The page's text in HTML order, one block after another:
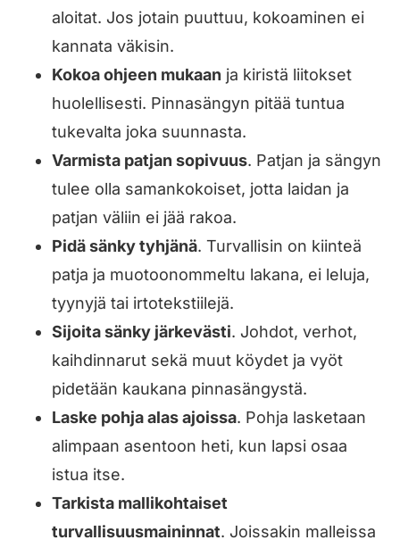
aloitat. Jos jotain puuttuu, kokoaminen ei
kannata väkisin.
Kokoa ohjeen mukaan ja kiristä liitokset
huolellisesti. Pinnasängyn pitää tuntua
tukevalta joka suunnasta.
Varmista patjan sopivuus. Patjan ja sängyn
tulee olla samankokoiset, jotta laidan ja
patjan väliin ei jää rakoa.
Pidä sänky tyhjänä. Turvallisin on kiinteä
patja ja muotoonommeltu lakana, ei leluja,
tyynyjä tai irtotekstiilejä.
Sijoita sänky järkevästi. Johdot, verhot,
kaihdinnarut sekä muut köydet ja vyöt
pidetään kaukana pinnasängystä.
Laske pohja alas ajoissa. Pohja lasketaan
alimpaan asentoon heti, kun lapsi osaa
istua itse.
Tarkista mallikohtaiset
turvallisuusmaininnat. Joissakin malleissa